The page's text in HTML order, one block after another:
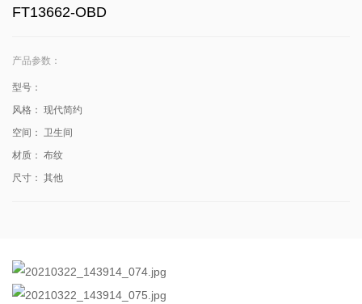
FT13662-OBD
产品参数：
型号：
风格： 现代简约
空间： 卫生间
材质： 布纹
尺寸： 其他